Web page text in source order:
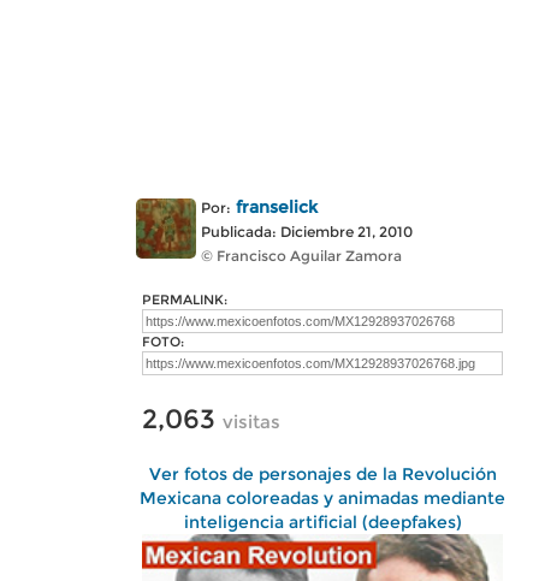
Por: franselick
Publicada: Diciembre 21, 2010
© Francisco Aguilar Zamora
PERMALINK:
FOTO:
2,063 visitas
Ver fotos de personajes de la Revolución
Mexicana coloreadas y animadas mediante
inteligencia artificial (deepfakes)